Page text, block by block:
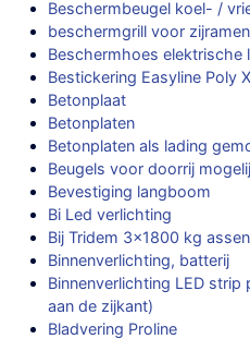
Beschermbeugel koel- /
beschermgrill voor
Beschermhoes elektrische
Bestickering Easyline Poly
Betonplaat
Betonplaten
Betonplaten als lading
Beugels voor doorrij
Bevestiging langboom
Bi Led verlichting
Bij Tridem 3×1800 kg
Binnenverlichting, batterij
Binnenverlichting LED
aan de zijkant)
Bladvering Proline